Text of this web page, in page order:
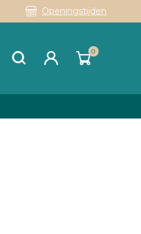
Openingstijden
0